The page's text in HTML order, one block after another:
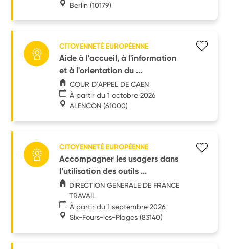
Berlin (10179)
CITOYENNETÉ EUROPÉENNE
Aide à l'accueil, à l'information
et à l'orientation du ...
COUR D'APPEL DE CAEN
À partir du 1 octobre 2026
ALENCON (61000)
CITOYENNETÉ EUROPÉENNE
Accompagner les usagers dans
l’utilisation des outils ...
DIRECTION GENERALE DE FRANCE
TRAVAIL
À partir du 1 septembre 2026
Six-Fours-les-Plages (83140)